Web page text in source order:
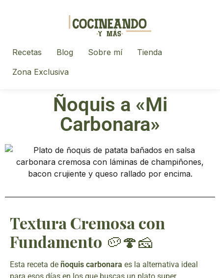
Recetas Blog Sobre mí
Tienda
Zona Exclusiva
Ñoquis a «Mi
Carbonara»
Textura Cremosa con
Fundamento 🥔🍄🧀
Esta receta de ñoquis carbonara es la alternativa ideal